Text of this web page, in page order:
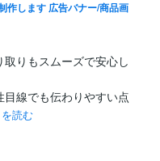
します 広告バナー/商品画
りもスムーズで安心し
線でも伝わりやすい点
読む